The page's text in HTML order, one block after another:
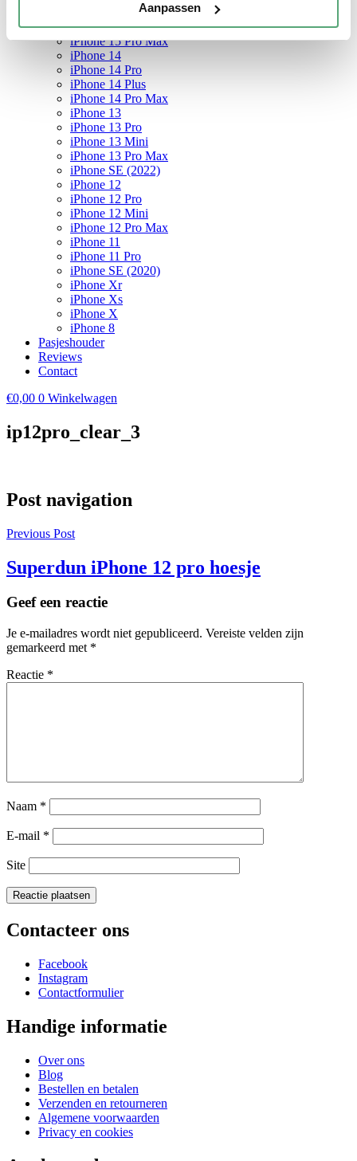
Aanpassen
iPhone 15 Pro
iPhone 15 Plus
iPhone 15 Pro Max
iPhone 14
iPhone 14 Pro
iPhone 14 Plus
iPhone 14 Pro Max
iPhone 13
iPhone 13 Pro
iPhone 13 Mini
iPhone 13 Pro Max
iPhone SE (2022)
iPhone 12
iPhone 12 Pro
iPhone 12 Mini
iPhone 12 Pro Max
iPhone 11
iPhone 11 Pro
iPhone SE (2020)
iPhone Xr
iPhone Xs
iPhone X
iPhone 8
Pasjeshouder
Reviews
Contact
€0,00 0 Winkelwagen
ip12pro_clear_3
Post navigation
Previous Post
Superdun iPhone 12 pro hoesje
Geef een reactie
Je e-mailadres wordt niet gepubliceerd. Vereiste velden zijn
gemarkeerd met *
Reactie *
Naam *
E-mail *
Site
Contacteer ons
Facebook
Instagram
Contactformulier
Handige informatie
Over ons
Blog
Bestellen en betalen
Verzenden en retourneren
Algemene voorwaarden
Privacy en cookies